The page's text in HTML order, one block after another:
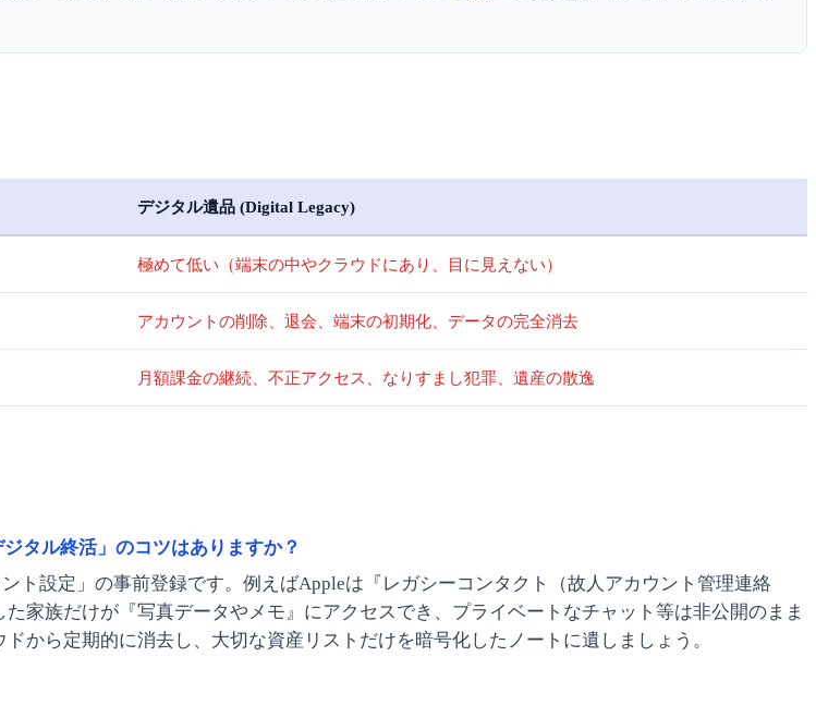
デジタル遺品 (Digital Legacy)
極めて低い（端末の中やクラウドにあり、目に見えない）
アカウントの削除、退会、端末の初期化、データの完全消去
月額課金の継続、不正アクセス、なりすまし犯罪、遺産の散逸
タル終活」のコツはありますか？
ト設定」の事前登録です。例えばAppleは『レガシーコンタクト（故人アカウント管理連絡
家族だけが『写真データやメモ』にアクセスでき、プライベートなチャット等は非公開のまま
から定期的に消去し、大切な資産リストだけを暗号化したノートに遺しましょう。